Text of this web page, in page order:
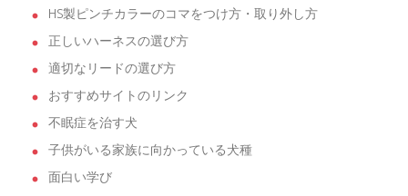
HS製ピンチカラーのコマをつけ方・取り外し方
正しいハーネスの選び方
適切なリードの選び方
おすすめサイトのリンク
不眠症を治す犬
子供がいる家族に向かっている犬種
面白い学び